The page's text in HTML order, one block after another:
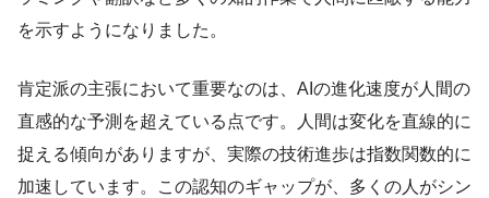
を示すようになりました。
肯定派の主張において重要なのは、AIの進化速度が人間の
直感的な予測を超えている点です。人間は変化を直線的に
捉える傾向がありますが、実際の技術進歩は指数関数的に
加速しています。この認知のギャップが、多くの人がシン